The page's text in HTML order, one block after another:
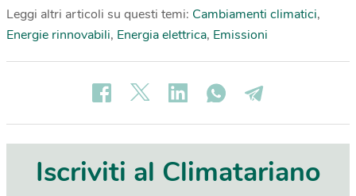
Leggi altri articoli su questi temi: Cambiamenti climatici,
Energie rinnovabili, Energia elettrica, Emissioni
Iscriviti al Climatariano